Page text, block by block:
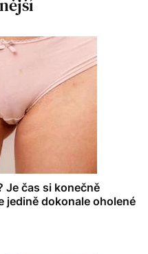
Je čas si konečně
jedině dokonale oholené